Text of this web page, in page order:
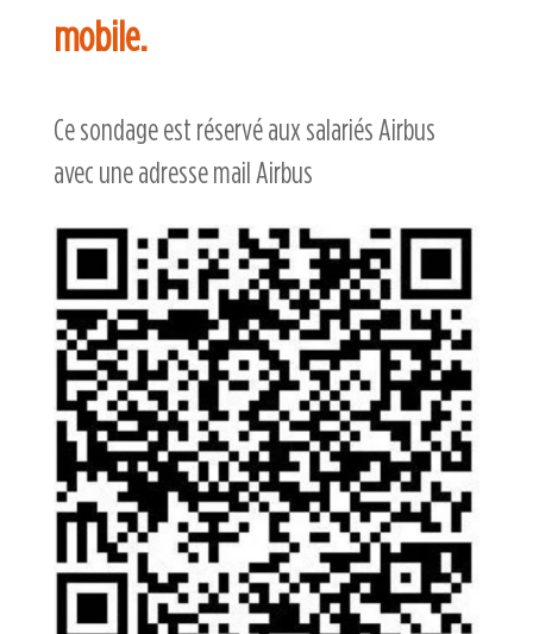
mobile.
Ce sondage est réservé aux salariés Airbus
avec une adresse mail Airbus